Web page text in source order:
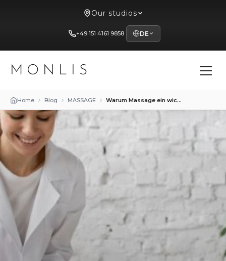
Our studios
+49 151 4161 9858 DE
MONLIS
Home Blog MASSAGE Warum Massage ein wichtiger Bestandteil eines gesunden Lebensstils ist